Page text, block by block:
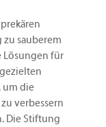
sauberem
Lösungen für
um die
verbessern
Die Stiftung